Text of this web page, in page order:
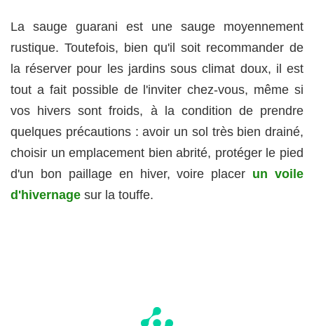
La sauge guarani est une sauge moyennement
rustique. Toutefois, bien qu'il soit recommander de
la réserver pour les jardins sous climat doux, il est
tout a fait possible de l'inviter chez-vous, même si
vos hivers sont froids, à la condition de prendre
quelques précautions : avoir un sol très bien drainé,
choisir un emplacement bien abrité, protéger le pied
d'un bon paillage en hiver, voire placer un voile
d'hivernage sur la touffe.